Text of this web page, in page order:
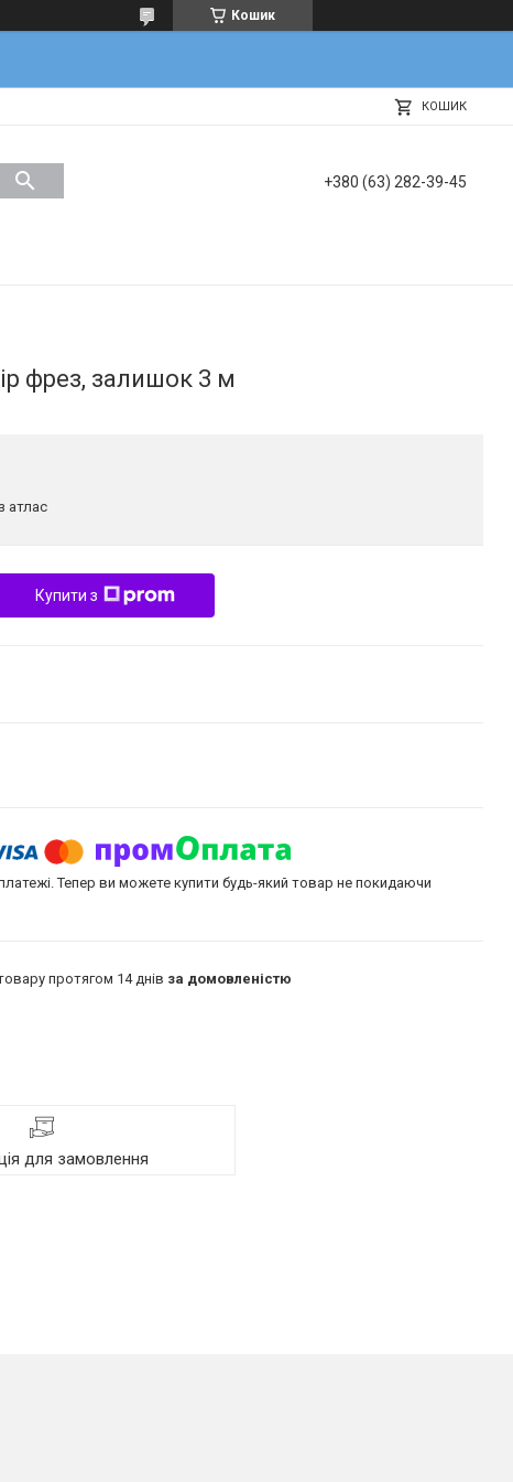
Кошик
КОШИК
+380 (63) 282-39-45
фрез, залишок 3 м
атлас
Купити з
Тепер ви можете купити будь-який товар не покидаючи
протягом 14 днів за домовленістю
для замовлення